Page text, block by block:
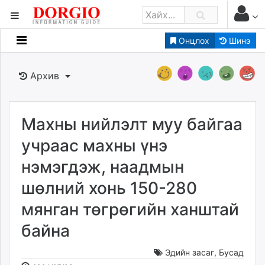
Онцлох Шинэ
Мэдээллийн
Банк санхүү
Бизнес ААН
Төрийн
dorgio.mn
Gogo.mn
news.mn
zindaa.mn
tovch.mn
Архив
Махны нийлэлт муу байгаа
учраас махны үнэ
нэмэгдэж, наадмын
шөлний хонь 150-280
мянган төгрөгийн ханштай
байна
Эдийн засаг, Бусад